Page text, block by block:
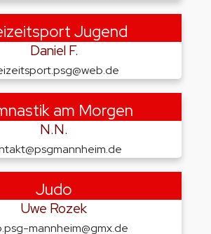
Jugend
Daniel F.
am Morgen
N.N.
Judo
Uwe Rozek
mannheim@gmx.de